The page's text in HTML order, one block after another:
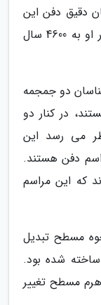
دقیق دفن این
دختر تعیین نیست با این حال هرم مجاور او به 4600 سال
دو جمجمه
در کنار دو
می رسد این
دفن هستند.
که این مراسم
مسطح تبدیل
ساخته شده بود.
مسطح تغییر